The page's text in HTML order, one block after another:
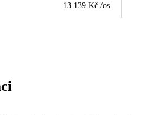
13 139 Kč /os.